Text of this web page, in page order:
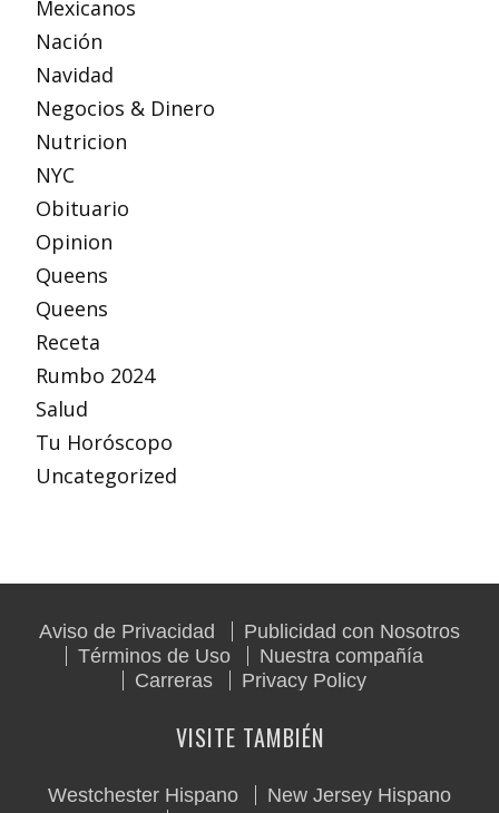
Mexicanos
Nación
Navidad
Negocios & Dinero
Nutricion
NYC
Obituario
Opinion
Queens
Queens
Receta
Rumbo 2024
Salud
Tu Horóscopo
Uncategorized
Aviso de Privacidad
Publicidad con Nosotros
Términos de Uso
Nuestra compañía
Carreras
Privacy Policy
VISITE TAMBIÉN
Westchester Hispano
New Jersey Hispano